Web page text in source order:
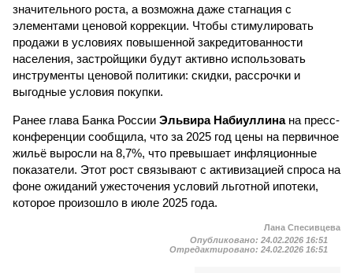
значительного роста, а возможна даже стагнация с
элементами ценовой коррекции. Чтобы стимулировать
продажи в условиях повышенной закредитованности
населения, застройщики будут активно использовать
инструменты ценовой политики: скидки, рассрочки и
выгодные условия покупки.
Ранее глава Банка России Эльвира Набиуллинана пресс-
конференции сообщила, что за 2025 год цены на первичное
жильё выросли на 8,7%, что превышает инфляционные
показатели. Этот рост связывают с активизацией спроса на
фоне ожиданий ужесточения условий льготной ипотеки,
которое произошло в июле 2025 года.
Лана Спесивцева
Опубликовано: 24.02.2026 16:51
Отредактировано: 24.02.2026 16:51